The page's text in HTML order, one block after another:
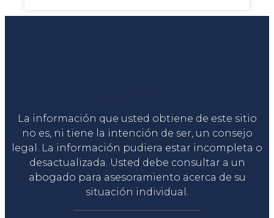
La información que usted obtiene de este sitio
no es, ni tiene la intención de ser, un consejo
legal. La información pudiera estar incompleta o
desactualizada. Usted debe consultar a un
abogado para asesoramiento acerca de su
situación individual.